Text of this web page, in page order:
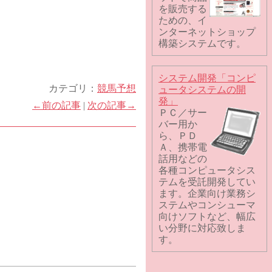
カテゴリ： 競馬予想
←前の記事 | 次の記事→
を販売する
ための、イ
ンターネットショップ
構築システムです。
システム開発「コンピ
ュータシステムの開
発」
ＰＣ／サー
バー用か
ら、ＰＤ
Ａ、携帯電
話用などの
各種コンピュータシス
テムを受託開発してい
ます。企業向け業務シ
ステムやコンシューマ
向けソフトなど、幅広
い分野に対応致しま
す。